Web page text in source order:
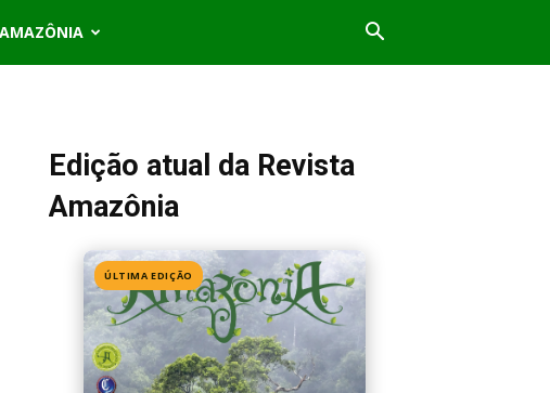
Edição atual da Revista
Amazônia
ÚLTIMA EDIÇÃO